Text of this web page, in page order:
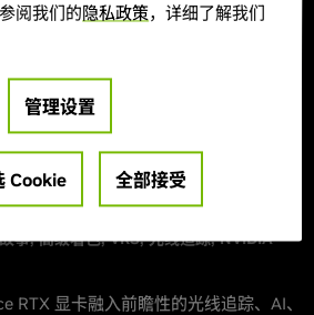
、人工智能和可着色编程所带来
事 高级着色 VRS 光线追踪 NVIDIA
RTX 显卡融入前瞻性的光线追踪、AI、
阅我们的隐私政策，详细了解我们
管理设置
Cookie 全部接受